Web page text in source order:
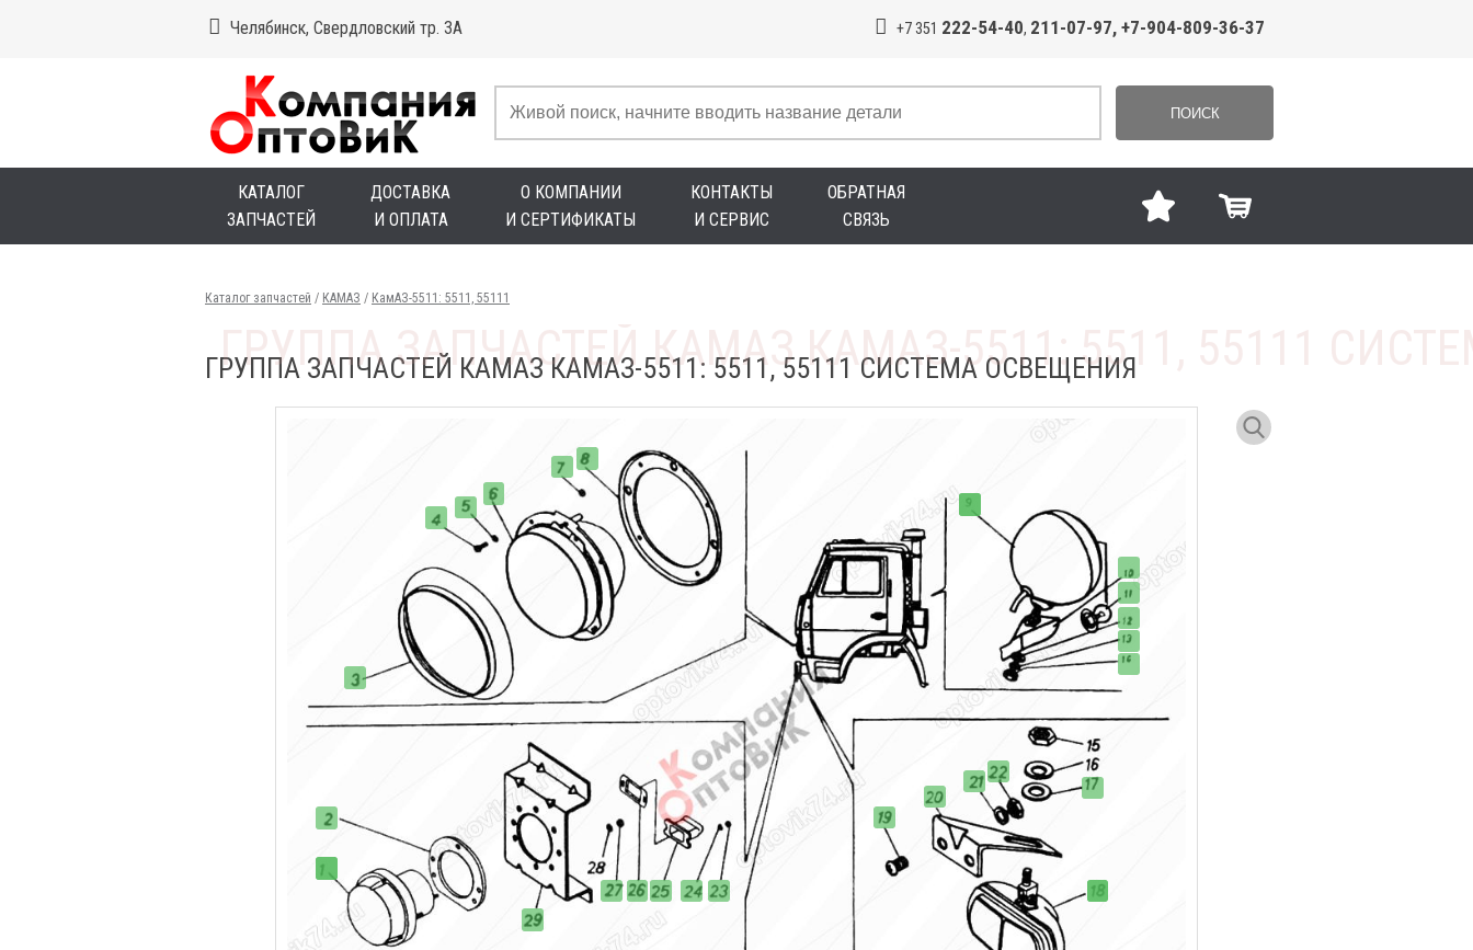
Челябинск, Свердловский тр. 3А +7 351 222-54-40, 211-07-97, +7-904-809-36-37
ПОИСК
КАТАЛОГ
ЗАПЧАСТЕЙ
ДОСТАВКА
И ОПЛАТА
О КОМПАНИИ
И СЕРТИФИКАТЫ
КОНТАКТЫ
И СЕРВИС
ОБРАТНАЯ
СВЯЗЬ
Каталог запчастей / КАМАЗ / КамАЗ-5511: 5511, 55111
ГРУППА ЗАПЧАСТЕЙ КАМАЗ КАМАЗ-5511: 5511, 55111 СИСТЕМА ОСВЕЩЕНИЯ